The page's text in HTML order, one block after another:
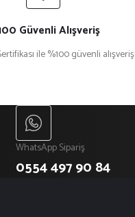
Güvenli Alışveriş
ile %100 güvenli alışveriş
WhatsApp Sipariş
0554 497 90 84